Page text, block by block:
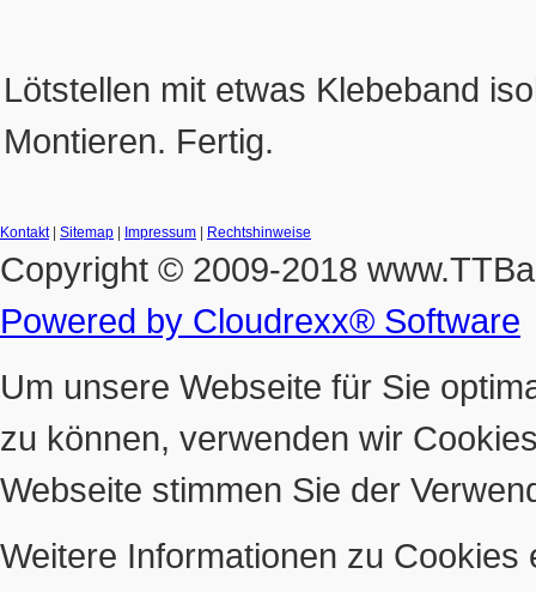
Lötstellen mit etwas Klebeband
Montieren. Fertig.
Kontakt| Sitemap Impressum Rechtshinweise
Copyright © 2009-2018
Powered by Cloudrexx® Software
Um unsere Webseite für Sie
zu können, verwenden wir
Webseite stimmen Sie der
Weitere Informationen zu Cookies